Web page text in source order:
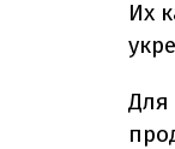
Их
Для